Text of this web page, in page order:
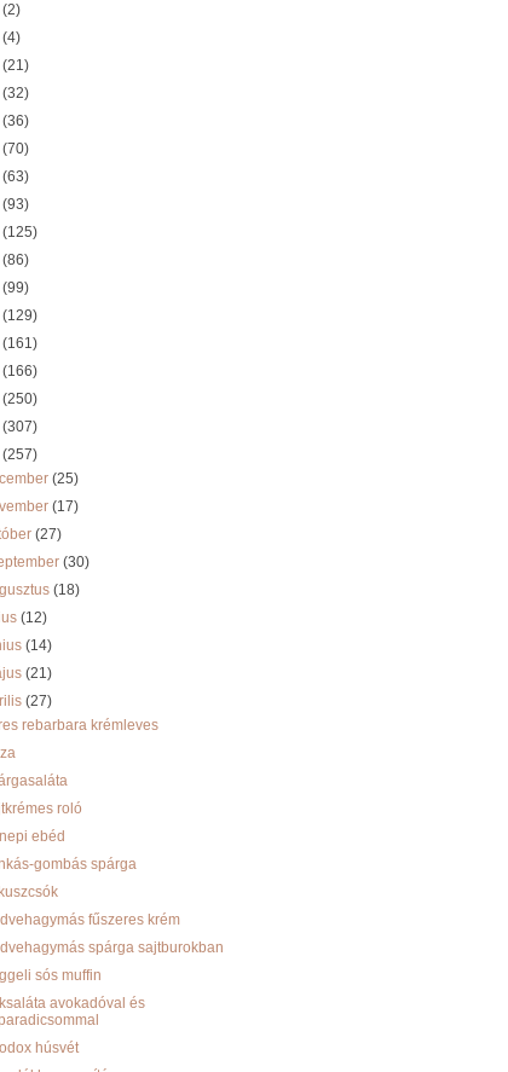
(2)
(4)
(21)
(32)
(36)
(70)
(63)
(93)
(125)
(86)
(99)
(129)
(161)
(166)
(250)
(307)
(257)
(25)
(17)
(27)
(30)
(18)
(12)
(14)
(21)
(27)
rebarbara krémleves
roló
ebéd
gombás spárga
fűszeres krém
spárga sajtburokban
sós muffin
avokadóval és
húsvét